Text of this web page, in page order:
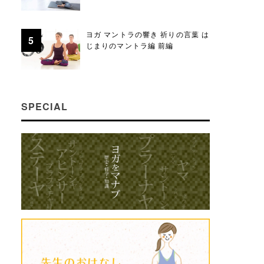
ヨガ マントラの響き 祈りの言葉 は
じまりのマントラ編 前編
SPECIAL